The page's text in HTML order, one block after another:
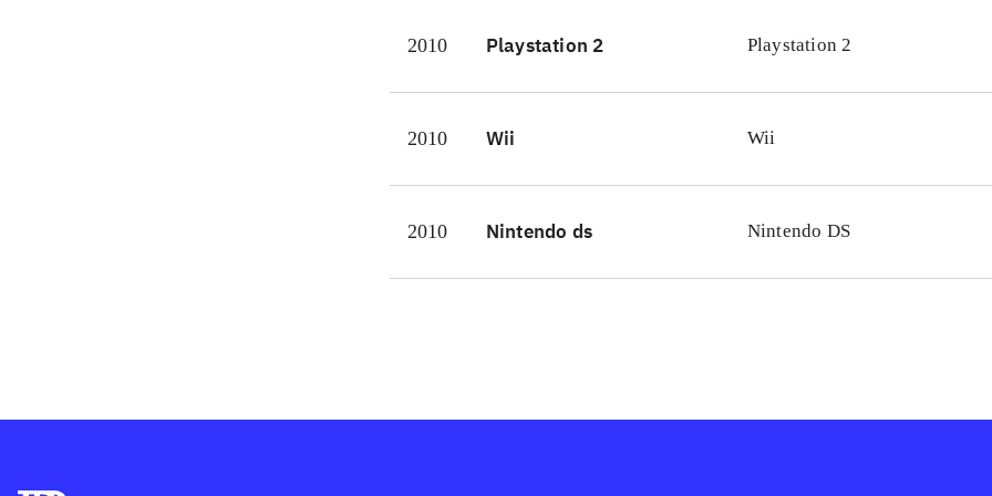
earths univers, men spillet minder mest om de andre spil
og især et spil som "The legend of Zelda - twilight princess"
Tolkiens historier er altid populære og spillet er på trods af
hjælpe nybegynder eller yngre spiller gennem spillet, er en
for familien, der også er underholdende, selvom man bare er
2010 Playstation 2 Playstation 2
2010 Wii Wii
2010 Nintendo ds Nintendo DS